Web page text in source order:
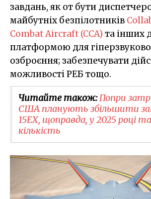
завдань, як от бути
майбутніх безпілотників
Combat Aircraft (CCA) та інших
платформою для
озброєння; забезпечувати
можливості РЕБ тощо.
Читайте також:Попри
США планують збільшити
15EX, щоправда, у 2025 році
кількість